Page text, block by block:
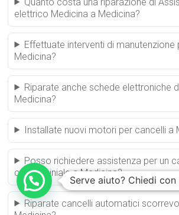
elettrico Medicina a Medicina?
Effettuate interventi di
Medicina?
Riparate anche schede elettroniche
Medicina?
Installate nuovi motori per cancelli a
Posso richiedere assistenza per un
condominiale a Medicina?
Riparate cancelli automatici
Serve aiuto? Chiedi